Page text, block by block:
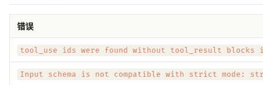
错误
tool_use ids were found without tool_result blocks
Input schema is not compatible with strict mode: